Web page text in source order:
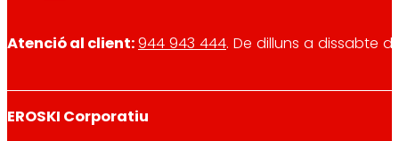
Atenció al client:944 943 444. De dilluns a dissabte
EROSKI Corporatiu